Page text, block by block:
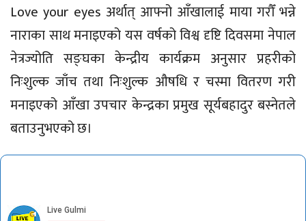
Love your eyes अर्थात् आफ्नो आँखालाई माया गरौँ भन्ने
नाराका साथ मनाइएको यस वर्षको विश्व दृष्टि दिवसमा नेपाल
नेत्रज्योति सङ्घका केन्द्रीय कार्यक्रम अनुसार प्रहरीको
निःशुल्क जाँच तथा निःशुल्क औषधि र चस्मा वितरण गरी
मनाइएको आँखा उपचार केन्द्रका प्रमुख सूर्यबहादुर बस्नेतले
बताउनुभएको छ।